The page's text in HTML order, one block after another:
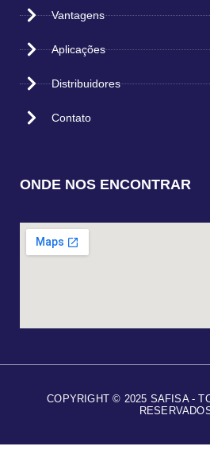
Vantagens
Aplicações
Distribuidores
Contato
ONDE NOS ENCONTRAR
COPYRIGHT © 2025 SAFISA -